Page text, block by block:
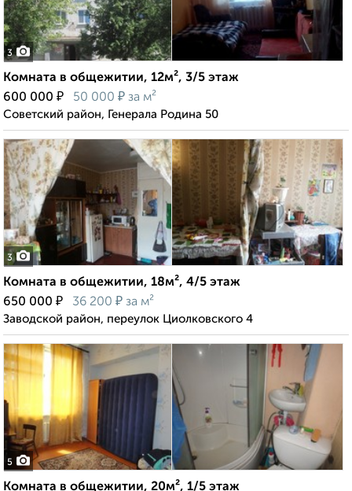
3
Комната в общежитии, 12м², 3/5 этаж
600 000 ₽ 50 000 ₽ за м²
Советский район, Генерала Родина 50
3
Комната в общежитии, 18м², 4/5 этаж
650 000 ₽ 36 200 ₽ за м²
Заводской район, переулок Циолковского 4
5
Комната в общежитии, 20м², 1/5 этаж